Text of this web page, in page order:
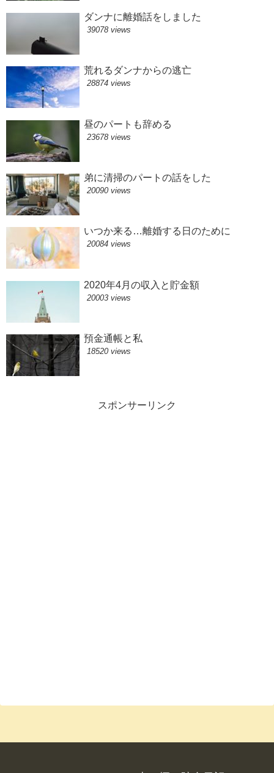
ダンナに離婚話をしました
39078 views
荒れるダンナからの逃亡
28874 views
昼のパートも辞める
23678 views
弟に清掃のパートの話をした
20090 views
いつか来る…離婚する日のために
20084 views
2020年4月の収入と貯金額
20003 views
預金通帳と私
18520 views
スポンサーリンク